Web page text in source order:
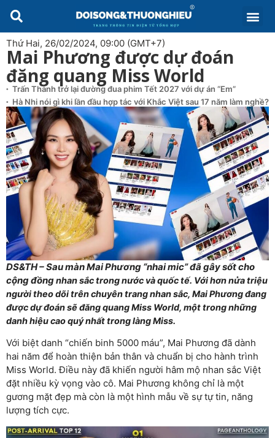
Thứ Hai, 26/02/2024, 09:00 (GMT+7)
Mai Phương được dự đoán
đăng quang Miss World
Trấn Thành trở lại đường đua phim Tết 2027 với dự án “Em”
Hà Nhi nói gì khi lần đầu hợp tác với Khắc Việt sau 17 năm làm nghề?
DS&TH – Sau màn Mai Phương “nhai mic” đã gây sốt cho
cộng đồngnhan sắc trong nước và quốc tế. Với hơn nửa triệu
người theo dõi trên chuyên trang nhan sắc, Mai Phương đang
được dự đoán sẽ đăng quang Miss World, một trong những
danh hiệu cao quý nhất trong làng Miss.
Với biệt danh “chiến binh 5000 máu”, Mai Phương đã dành
hai năm để hoàn thiện bản thân và chuẩn bị cho hành trình
Miss World. Điều này đã khiến người hâm mộ nhan sắc Việt
đặt nhiều kỳ vọng vào cô. Mai Phương không chỉ là một
gương mặt đẹp mà còn là một hình mẫu về sự tự tin, năng
lượng tích cực.